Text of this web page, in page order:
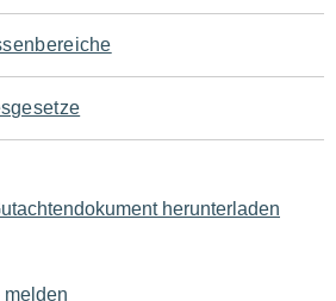
herunterladen
melden